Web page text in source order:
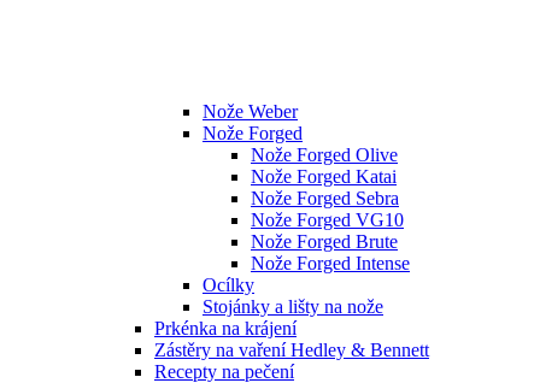
Nože Weber
Nože Forged
Nože Forged Olive
Nože Forged Katai
Nože Forged Sebra
Nože Forged VG10
Nože Forged Brute
Nože Forged Intense
Ocílky
Stojánky a lišty na nože
Prkénka na krájení
Zástěry na vaření Hedley & Bennett
Recepty na pečení